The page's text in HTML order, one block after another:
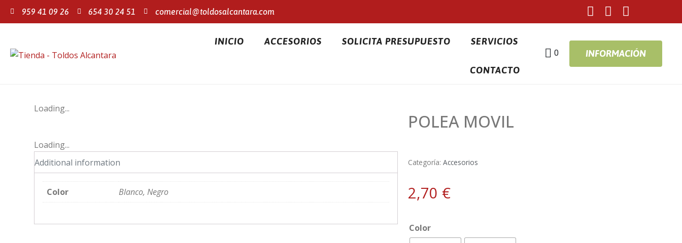
959 41 09 26 654 30 24 51 comercial@toldosalcantara.com
INICIO ACCESORIOS SOLICITA PRESUPUESTO SERVICIOS
CONTACTO
0 INFORMACIÓN
Loading...
Loading...
Additional information
Color Blanco, Negro
POLEA MOVIL
Categoría: Accesorios
2,70 €
Color